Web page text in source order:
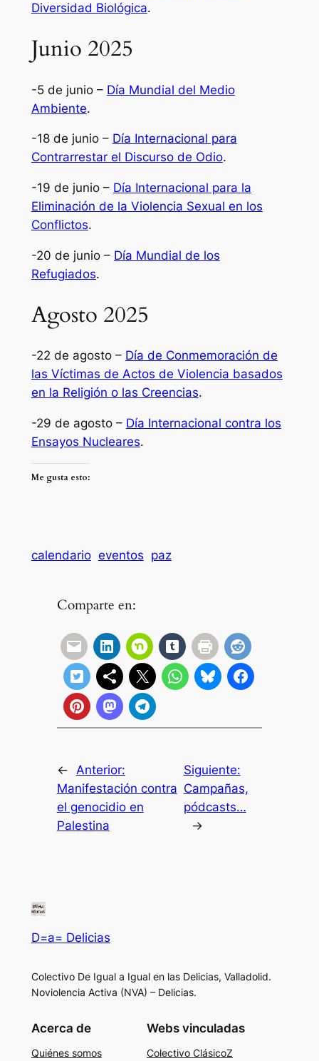
Diversidad Biológica.
Junio 2025
-5 de junio – Día Mundial del Medio
Ambiente.
-18 de junio – Día Internacional para
Contrarrestar el Discurso de Odio.
-19 de junio – Día Internacional para la
Eliminación de la Violencia Sexual en los
Conflictos.
-20 de junio – Día Mundial de los
Refugiados.
Agosto 2025
-22 de agosto – Día de Conmemoración de
las Víctimas de Actos de Violencia basados
en la Religión o las Creencias.
-29 de agosto – Día Internacional contra los
Ensayos Nucleares.
Me gusta esto:
calendario eventos paz
Comparte en:
← Anterior:
Manifestación contra
el genocidio en
Palestina
Siguiente:
Campañas,
pódcasts…
→
D=a= Delicias
Colectivo De Igual a Igual en las Delicias, Valladolid.
Noviolencia Activa (NVA) – Delicias.
Acerca de
Quiénes somos
Webs vinculadas
Colectivo ClásicoZ